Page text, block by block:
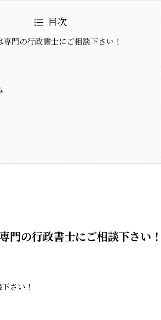
目次
門の行政書士にご相談下さい！
門の行政書士にご相談下さい
下さい！